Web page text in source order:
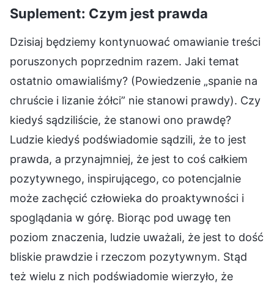
Suplement: Czym jest prawda
Dzisiaj będziemy kontynuować omawianie treści
poruszonych poprzednim razem. Jaki temat
ostatnio omawialiśmy? (Powiedzenie „spanie na
chruście i lizanie żółci” nie stanowi prawdy). Czy
kiedyś sądziliście, że stanowi ono prawdę?
Ludzie kiedyś podświadomie sądzili, że to jest
prawda, a przynajmniej, że jest to coś całkiem
pozytywnego, inspirującego, co potencjalnie
może zachęcić człowieka do proaktywności i
spoglądania w górę. Biorąc pod uwagę ten
poziom znaczenia, ludzie uważali, że jest to dość
bliskie prawdzie i rzeczom pozytywnym. Stąd
też wielu z nich podświadomie wierzyło, że